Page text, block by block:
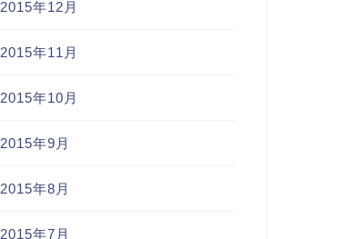
2015年12月
2015年11月
2015年10月
2015年9月
2015年8月
2015年7月